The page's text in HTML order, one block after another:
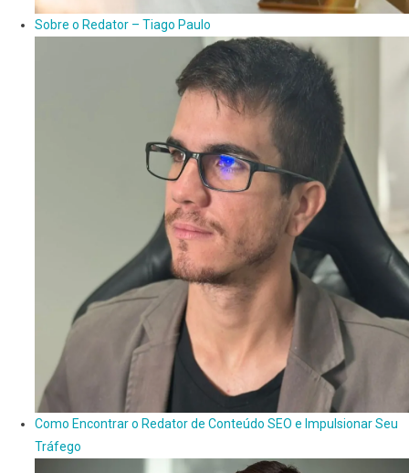
Sobre o Redator – Tiago Paulo
Como Encontrar o Redator de Conteúdo SEO e Impulsionar Seu
Tráfego